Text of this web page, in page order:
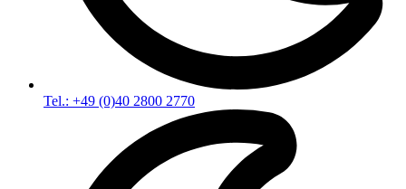
Tel.: +49 (0)40 2800 2770